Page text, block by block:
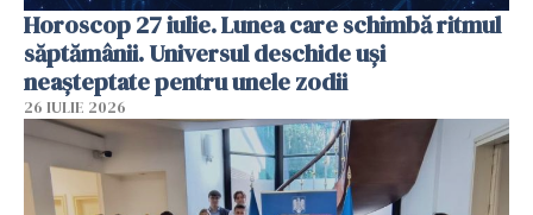
Horoscop 27 iulie. Lunea care schimbă ritmul
săptămânii. Universul deschide uși
neașteptate pentru unele zodii
26 IULIE 2026